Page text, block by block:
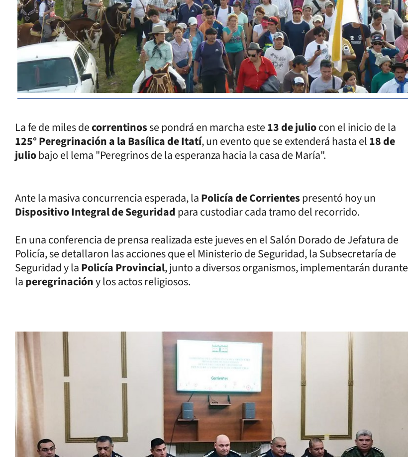
La fe de miles decorrentinosse pondrá en marcha este13 de juliocon el inicio de la
125° Peregrinación a la Basílica de Itatí, un evento que se extenderá hasta el18 de
juliobajo el lema "Peregrinos de la esperanza hacia la casa de María".
Ante la masiva concurrencia esperada, laPolicía de Corrientespresentó hoy un
Dispositivo Integral de Seguridadpara custodiar cada tramo del recorrido.
En una conferencia de prensa realizada este jueves en el Salón Dorado de Jefatura de
Policía, se detallaron las acciones que el Ministerio de Seguridad, la Subsecretaría de
Seguridad y laPolicía Provincial, junto a diversos organismos, implementarán durante
laperegrinacióny los actos religiosos.